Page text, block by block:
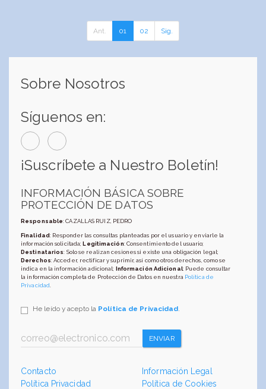
Ant. 01 02 Sig.
Sobre Nosotros
Síguenos en:
¡Suscríbete a Nuestro Boletín!
INFORMACIÓN BÁSICA SOBRE
PROTECCIÓN DE DATOS
Responsable: CAZALLAS RUIZ, PEDRO
Finalidad: Responder las consultas planteadas por el usuario y enviarle la
información solicitada;Legitimación: Consentimiento del usuario;
Destinatarios: Solo se realizan cesiones si existe una obligación legal;
Derechos: Acceder, rectificar y suprimir, así como otros derechos, como se
indica en la información adicional; Información Adicional: Puede consultar
la información completa de Protección de Datos en nuestra Política de
Privacidad
He leído y acepto la Política de Privacidad.
ENVIAR
Contacto
Información Legal
Política Privacidad
Política de Cookies